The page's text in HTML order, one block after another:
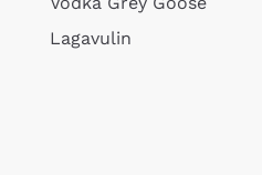
Lagavulin